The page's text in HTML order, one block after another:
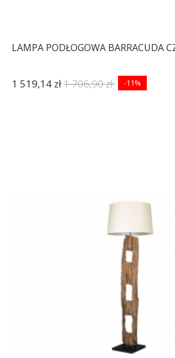
LAMPA PODŁOGOWA BARRACUDA
1 519,14 zł1 706,90 zł -11%